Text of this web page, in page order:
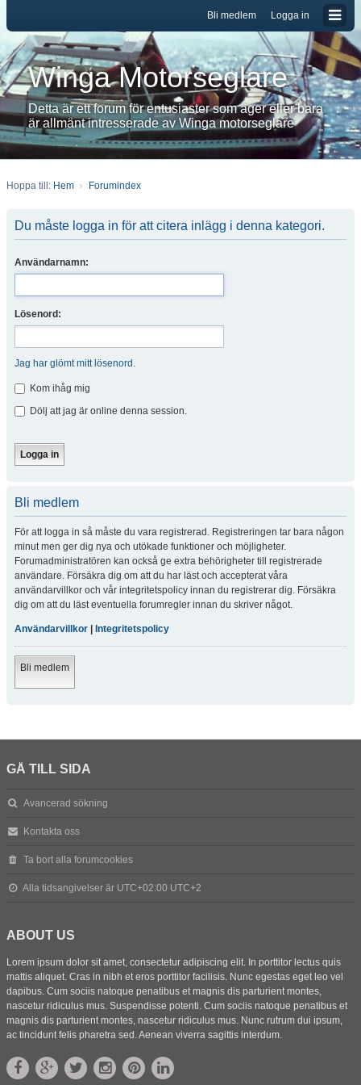
Logga in
Bli medlem
Winga Motorseglare
Detta är ett forum för entusiaster som äger eller bara
är allmänt intresserade av Winga motorseglare
Hoppa till: Hem Forumindex
Du måste logga in för att citera inlägg i denna kategori.
Användarnamn:
Lösenord:
Jag har glömt mitt lösenord.
Kom ihåg mig
Dölj att jag är online denna session.
Bli medlem
För att logga in så måste du vara registrerad. Registreringen tar bara någon
minut men ger dig nya och utökade funktioner och möjligheter.
Forumadministratören kan också ge extra behörigheter till registrerade
användare. Försäkra dig om att du har läst och accepterat våra
användarvillkor och vår integritetspolicy innan du registrerar dig. Försäkra
dig om att du läst eventuella forumregler innan du skriver något.
Användarvillkor Integritetspolicy
Bli medlem
GÅ TILL SIDA
Avancerad sökning
Kontakta oss
Ta bort alla forumcookies
Alla tidsangivelser är UTC+02:00 UTC+2
ABOUT US
Lorem ipsum dolor sit amet, consectetur adipiscing elit. In porttitor lectus quis
mattis aliquet. Cras in nibh et eros porttitor facilisis. Nunc egestas eget leo vel
dapibus. Cum sociis natoque penatibus et magnis dis parturient montes,
nascetur ridiculus mus. Suspendisse potenti. Cum sociis natoque penatibus et
magnis dis parturient montes, nascetur ridiculus mus. Nunc rutrum dui ipsum,
ac tincidunt felis pharetra sed. Aenean viverra sagittis interdum.